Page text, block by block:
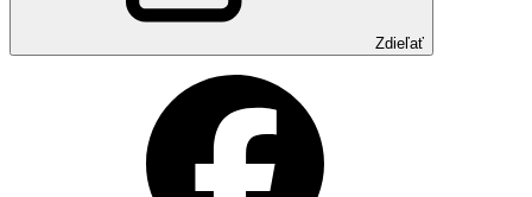
Zdieľať